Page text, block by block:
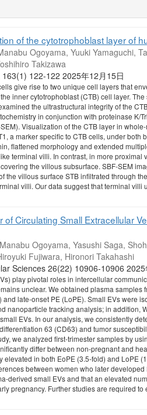
of the cytotrophoblast layer of
Ogoyama, Yuuki Yamaguchi,
Takizawa
122-122 2025年12月15日
give rise to two unique cell layers that
inner cytotrophoblast (CTB) cell layer.
the ultrastructural integrity of the
in conjunction with proteinase K/
Visualization of the CTB layer in
a marker specific to CTB cells, under
flattened morphology and extended
terminal villi. In contrast, in more proximal
the villous subsurface. SBF-SEM
the villous surface STB infiltrated through
villi. Our data suggest that terminal villi
of Circulating Small Extracellular
Ogoyama, Yasushi Saga,
Fujiwara, Hironori Takahashi
Sciences 26(22) 10906-10906 2025
play pivotal roles in intercellular
unclear. We obtained plasma
late-onset PE (LoPE). Small EVs were
nanoparticle tracking analysis; in addition,
EVs. In our analysis, we consistently
63 (CD63) and tumor
we analyzed first-trimester samples by
differ between non-pregnant and
elevated in both EoPE (3.5-fold) and LoPE
between women who later
derived small EVs and that an elevated
pregnancy. Further studies are required